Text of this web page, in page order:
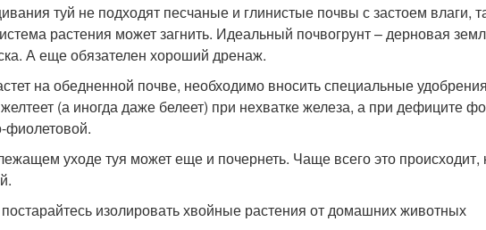
туй не подходят песчаные и глинистые почвы с застоем влаги,
растения может загнить. Идеальный почвогрунт – дерновая
А еще обязателен хороший дренаж.
на обедненной почве, необходимо вносить специальные
(а иногда даже белеет) при нехватке железа, а при дефиците
фиолетовой.
уходе туя может еще и почернеть. Чаще всего это происходит,
изолировать хвойные растения от домашних животных